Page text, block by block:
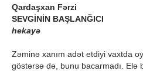
Qardaşxan Fərzi
SEVGİNİN BAŞLANĞICI
hekayə
Zəminə xanım adət etdiyi vaxtda
göstərsə də, bunu bacarmadı. Elə